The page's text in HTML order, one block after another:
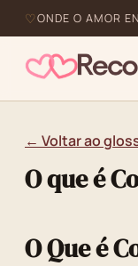
ONDE O AMOR
← Voltar ao
O que é
O Que é